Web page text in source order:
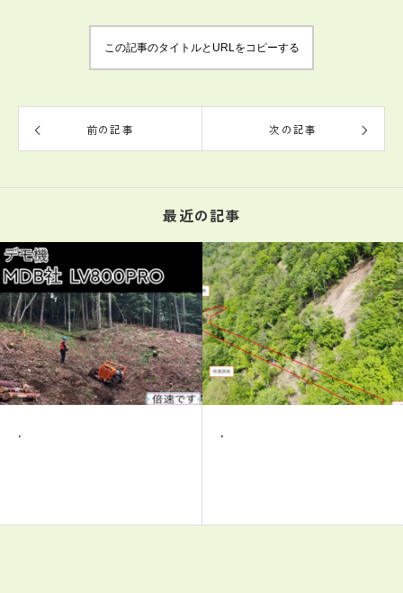
この記事のタイトルとURLをコピーする
前の記事 次の記事
最近の記事